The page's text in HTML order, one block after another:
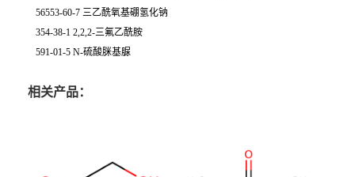
56553-60-7 三乙酰氧基硼氢化钠
354-38-1 2,2,2-三氟乙酰胺
591-01-5 N-硫酸脒基脲
相关产品：